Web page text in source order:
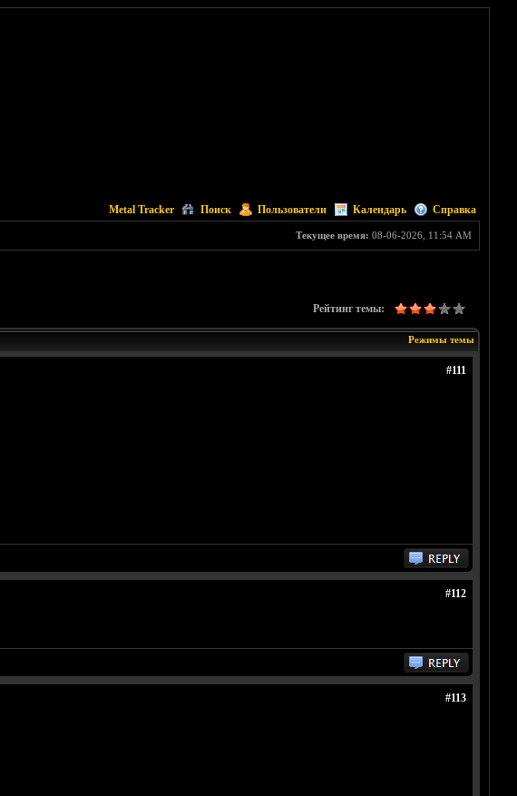
Metal Tracker Поиск Пользователи Календарь Справка
Текущее время: 08-06-2026, 11:54 AM
Рейтинг темы:
Режимы темы
#111
#112
#113